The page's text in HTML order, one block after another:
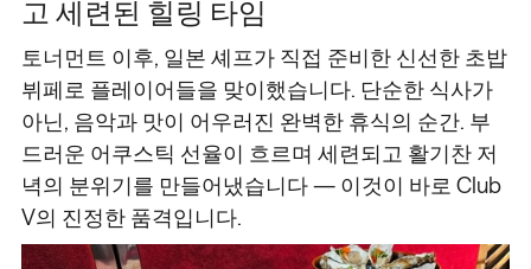
고 세련된 힐링 타임
토너먼트 이후, 일본 셰프가 직접 준비한 신선한 초밥
뷔페로 플레이어들을 맞이했습니다. 단순한 식사가
아닌, 음악과 맛이 어우러진 완벽한 휴식의 순간. 부
드러운 어쿠스틱 선율이 흐르며 세련되고 활기찬 저
녁의 분위기를 만들어냈습니다 — 이것이 바로 Club
V의 진정한 품격입니다.